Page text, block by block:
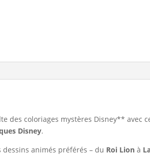
des coloriages mystères Disney** avec
Disney.
dessins animés préférés – du Roi Lion à